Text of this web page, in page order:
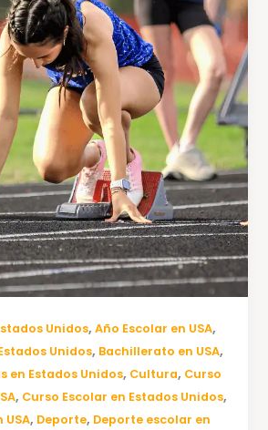
Unidos,Año Escolar en USA,
Unidos, Bachillerato en USA,
en Estados Unidos, Cultura, Curso
, Curso Escolar en Estados Unidos,
USA, Deporte, Deporte escolar en